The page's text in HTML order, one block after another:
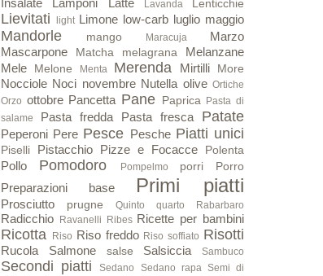
Insalate Lamponi Latte Lavanda Lenticchie
Lievitati light Limone low-carb luglio maggio
Mandorle mango Maracuja
Marzo
Mascarpone
Matcha melagrana
Melanzane
Mele
Melone Menta Merenda Mirtilli More
Nocciole Noci novembre Nutella olive Ortiche
Orzo ottobre Pancetta Pane Paprica Pasta di
salame
Pasta fredda Pasta fresca Patate
Peperoni Pere Pesce Pesche Piatti unici
Piselli Pistacchio Pizze e Focacce Polenta
Pollo Pomodoro Pompelmo porri Porro
Preparazioni base Primi piatti
Prosciutto prugne Quinto quarto Rabarbaro
Radicchio Ravanelli Ribes Ricette per bambini
Ricotta Riso Riso freddo Riso soffiato Risotti
Rucola Salmone salse Salsiccia Sambuco
Secondi piatti Sedano Sedano rapa Semi di